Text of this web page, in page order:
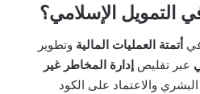
التمويل الإسلامي؟
أتمتة العمليات المالية وتطوير
عبر تقليص إدارة المخاطر غير
والاعتماد على الكود